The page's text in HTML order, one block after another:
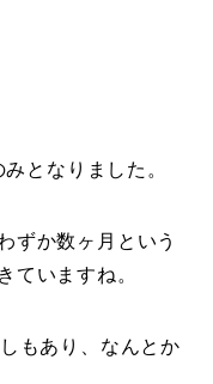
となりました。
ずか数ヶ月という
ていますね。
もあり、なんとか